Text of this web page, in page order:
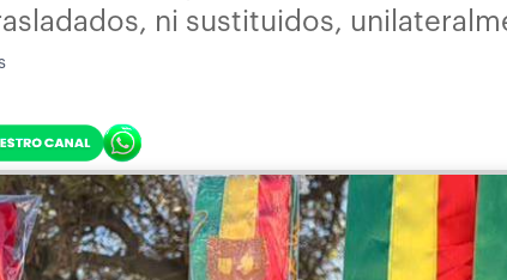
ni sustituidos,